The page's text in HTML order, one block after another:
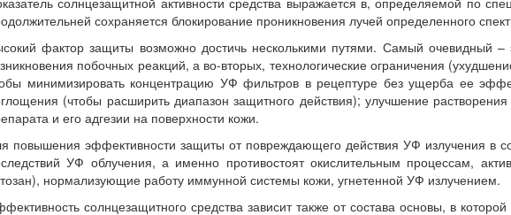
сохраняется блокирование проникновения лучей определенного
фактор защиты возможно достичь несколькими путями. Самый очевидный
побочных реакций, а во-вторых, технологические ограничения
минимизировать концентрацию УФ фильтров в рецептуре без ущерба ее
(чтобы расширить диапазон защитного действия); улучшение
и его адгезии на поверхности кожи.
повышения эффективности защиты от повреждающего действия УФ излучения в
УФ облучения, а именно противостоят окислительным процессам,
нормализующие работу иммунной системы кожи, угнетенной УФ излучением.
солнцезащитного средства зависит также от состава основы, в